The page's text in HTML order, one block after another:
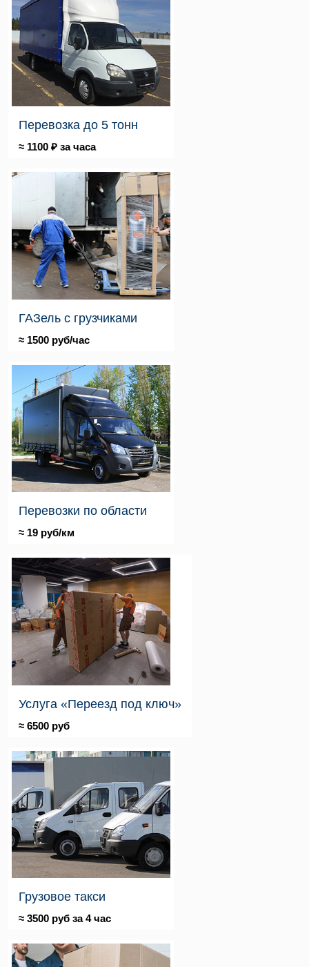
Перевозка до 5 тонн
≈ 1100 ₽ за часа
ГАЗель с грузчиками
≈ 1500 руб/час
Перевозки по области
≈ 19 руб/км
Услуга «Переезд под ключ»
≈ 6500 руб
Грузовое такси
≈ 3500 руб за 4 час